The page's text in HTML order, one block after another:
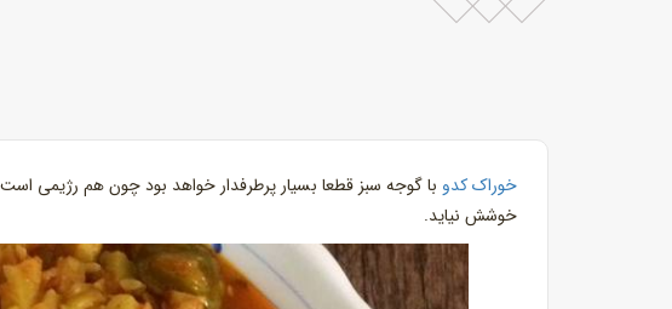
خوراک کدو با گوجه سبز قطعا بسیار پرطرفدار خواهد بود چون هم رژیمی
خوشش نیاید.